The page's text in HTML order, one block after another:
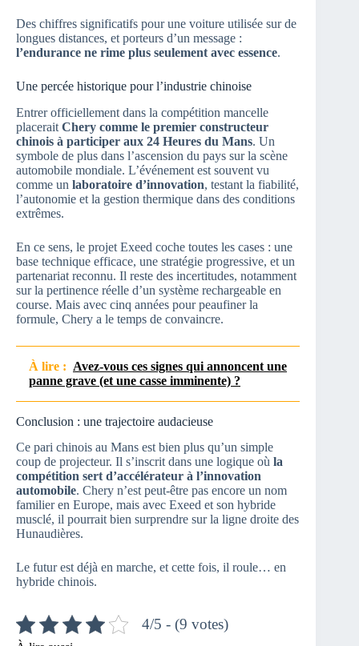
Des chiffres significatifs pour une voiture utilisée sur de
longues distances, et porteurs d’un message :
l’endurance ne rime plus seulement avec essence.
Une percée historique pour l’industrie chinoise
Entrer officiellement dans la compétition mancelle
placerait Chery comme le premier constructeur
chinois à participer aux 24 Heures du Mans. Un
symbole de plus dans l’ascension du pays sur la scène
automobile mondiale. L’événement est souvent vu
comme un laboratoire d’innovation, testant la fiabilité,
l’autonomie et la gestion thermique dans des conditions
extrêmes.
En ce sens, le projet Exeed coche toutes les cases : une
base technique efficace, une stratégie progressive, et un
partenariat reconnu. Il reste des incertitudes, notamment
sur la pertinence réelle d’un système rechargeable en
course. Mais avec cinq années pour peaufiner la
formule, Chery a le temps de convaincre.
À lire : Avez-vous ces signes qui annoncent une
panne grave (et une casse imminente) ?
Conclusion : une trajectoire audacieuse
Ce pari chinois au Mans est bien plus qu’un simple
coup de projecteur. Il s’inscrit dans une logique où la
compétition sert d’accélérateur à l’innovation
automobile. Chery n’est peut-être pas encore un nom
familier en Europe, mais avec Exeed et son hybride
musclé, il pourrait bien surprendre sur la ligne droite des
Hunaudières.
Le futur est déjà en marche, et cette fois, il roule… en
hybride chinois.
4/5 - (9 votes)